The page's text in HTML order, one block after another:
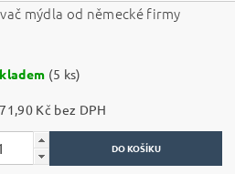
mýdla od německé firmy
(5 ks)
271,90 Kč bez DPH